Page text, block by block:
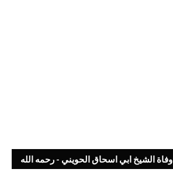
وفاة الشيخ ابي اسحاق الحويني - رحمه الله